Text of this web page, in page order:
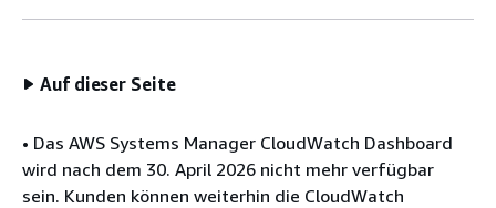
Auf dieser Seite
• Das AWS Systems Manager CloudWatch Dashboard
wird nach dem 30. April 2026 nicht mehr verfügbar
sein. Kunden können weiterhin die CloudWatch